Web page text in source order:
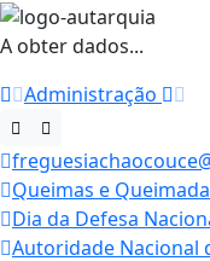
A obter dados...
Administração
Queimas e
Dia da Defesa
Autoridade Nacional